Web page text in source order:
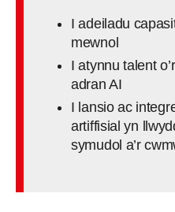
I adeiladu
mewnol
I atynnu talent
adran AI
I lansio ac
artiffisial yn
symudol a’r